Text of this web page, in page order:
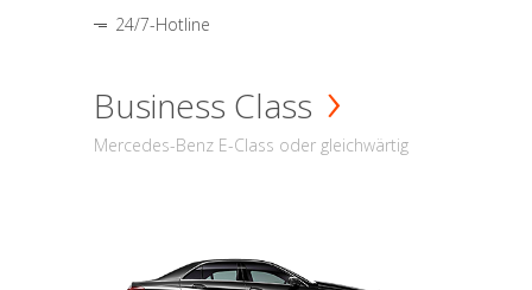
24/7-Hotline
Business Class
Mercedes-Benz E-Class oder gleichwärtig